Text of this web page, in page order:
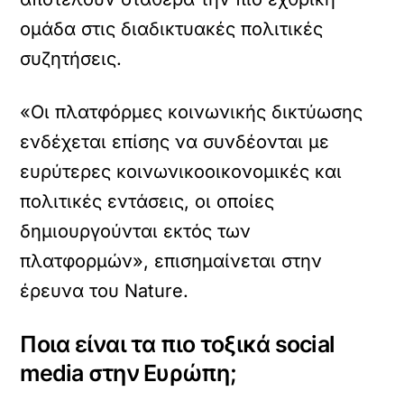
ομάδα στις διαδικτυακές πολιτικές
συζητήσεις.
«Οι πλατφόρμες κοινωνικής δικτύωσης
ενδέχεται επίσης να συνδέονται με
ευρύτερες κοινωνικοοικονομικές και
πολιτικές εντάσεις, οι οποίες
δημιουργούνται εκτός των
πλατφορμών», επισημαίνεται στην
έρευνα του Nature.
Ποια είναι τα πιο τοξικά social
media στην Ευρώπη;